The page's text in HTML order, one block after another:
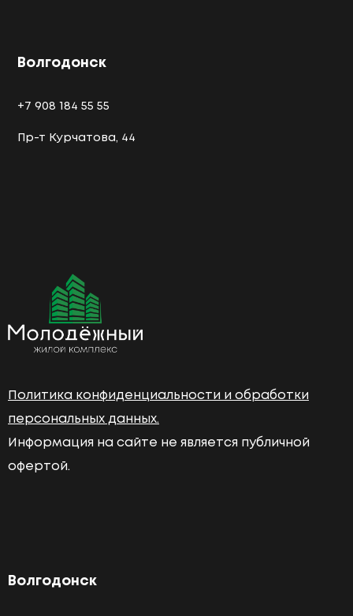
Волгодонск
+7 908 184 55 55
Пр-т Курчатова, 44
Политика конфиденциальности и обработки
персональных данных.
Информация на сайте не является публичной
офертой.
Волгодонск